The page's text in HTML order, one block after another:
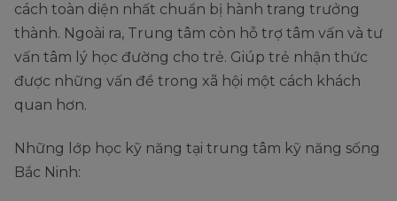
cách toàn diện nhất chuẩn bị hành trang trưởng
thành. Ngoài ra, Trung tâm còn hỗ trợ tâm vấn và tư
vấn tâm lý học đường cho trẻ. Giúp trẻ nhận thức
được những vấn đề trong xã hội một cách khách
quan hơn.
Những lớp học kỹ năng tại trung tâm kỹ năng sống
Bắc Ninh: